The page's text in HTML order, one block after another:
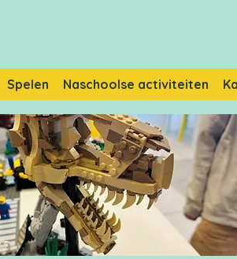
Spelen Naschoolse activiteiten